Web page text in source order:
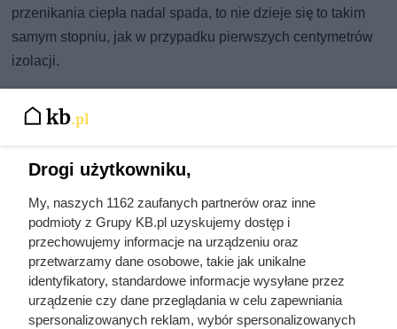
przenikania ciepła nadal spada, to nie dzieje się to takim
samym stopniu, jak w przypadku pierwszych centymetrów
izolacji.
Drogi użytkowniku,
My, naszych 1162 zaufanych partnerów oraz inne
podmioty z Grupy KB.pl uzyskujemy dostęp i
przechowujemy informacje na urządzeniu oraz
przetwarzamy dane osobowe, takie jak unikalne
identyfikatory, standardowe informacje wysyłane przez
urządzenie czy dane przeglądania w celu zapewniania
spersonalizowanych reklam, wybór spersonalizowanych